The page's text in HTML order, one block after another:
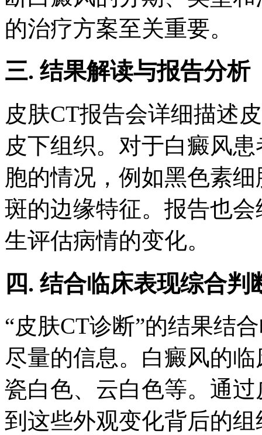
的治疗方案至关重要。
三. 结果解读与报告分析
皮肤CT报告会详细描述
皮下组织。对于白癜风
胞的情况，例如黑色素
斑的边缘特征。报告也
生评估病情的变化。
四. 结合临床表现综合判
“皮肤CT诊断”的结果结
尽量的信息。白癜风的
瓷白色、云白色等。通
到这些外观变化背后的